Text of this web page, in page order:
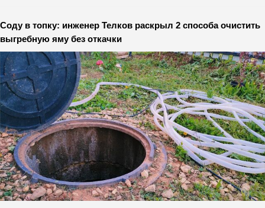
Соду в топку: инженер Телков раскрыл 2 способа очистить
выгребную яму без откачки